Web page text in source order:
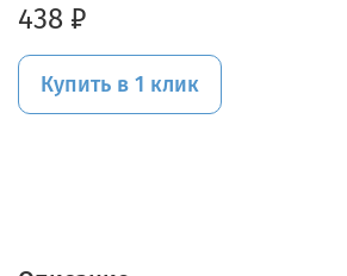
438 ₽
Купить в 1 клик